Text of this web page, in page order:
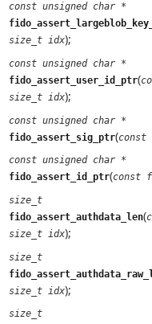
const unsigned char *
size_t idx);
const unsigned char *
fido_assert_user_id_ptr(
size_t idx);
const unsigned char *
fido_assert_sig_ptr(const
const unsigned char *
fido_assert_id_ptr(const
size_t
fido_assert_authdata_len(
size_t idx);
size_t
size_t idx);
size_t